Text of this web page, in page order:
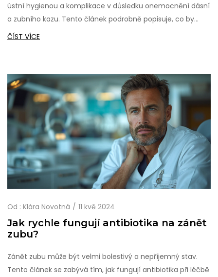
ústní hygienou a komplikace v důsledku onemocnění dásní
a zubního kazu. Tento článek podrobně popisuje, co by
rodiče měli vědět o zubním kameni u dětí, od příčin jeho
podpoře jejich celkového zdraví.
ČÍST VÍCE
Od : Klára Novotná 11 kvě 2024
Jak rychle fungují antibiotika na zánět
zubu?
Zánět zubu může být velmi bolestivý a nepříjemný stav.
Tento článek se zabývá tím, jak fungují antibiotika při léčbě